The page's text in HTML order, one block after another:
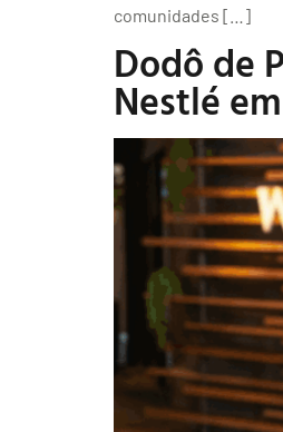
comunidades […]
Dodô de
Nestlé